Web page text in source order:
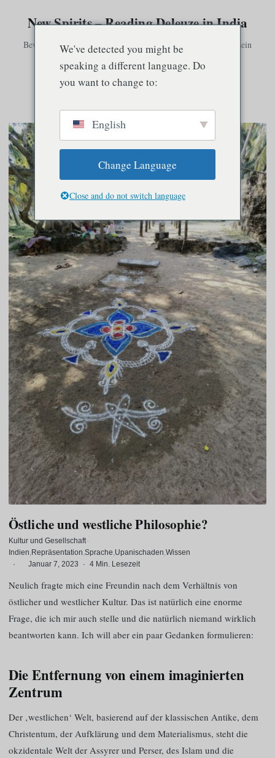
New Spirits – Reading Deleuze in India
Bewusstsein existiert nur in Verbindung mit anderem Bewusstsein
Speisekarte
Östliche und westliche Philosophie?
Kultur und Gesellschaft·
Indien Repräsentation Sprache Upanischaden Wissen
·
Januar 7, 2023 · 4 Min. Lesezeit
Neulich fragte mich eine Freundin nach dem Verhältnis von
östlicher und westlicher Kultur. Das ist natürlich eine enorme
Frage, die ich mir auch stelle und die natürlich niemand wirklich
beantworten kann. Ich will aber ein paar Gedanken formulieren:
Die Entfernung von einem imaginierten
Zentrum
Der ‚westlichen‘ Welt, basierend auf der klassischen Antike, dem
Christentum, der Aufklärung und dem Materialismus, steht die
okzidentale Welt der Assyrer und Perser, des Islam und die
We've detected you might be
speaking a different language. Do
you want to change to:
English
Change Language
Close and do not switch language